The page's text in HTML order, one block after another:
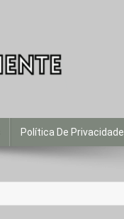
Política De Privacidade